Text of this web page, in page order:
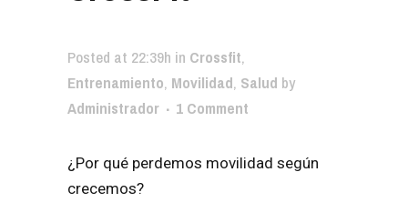
Posted at 22:39h in Crossfit,
Entrenamiento, Movilidad, Salud by
Administrador
1 Comment
¿Por qué perdemos movilidad según
crecemos?